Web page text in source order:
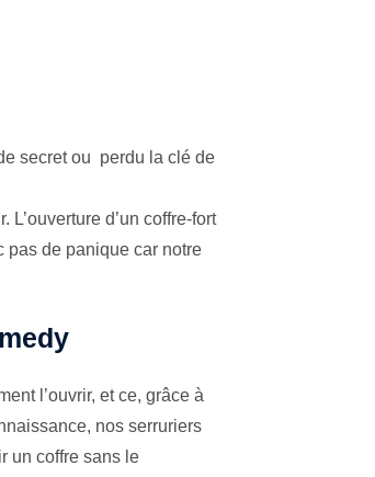
secret ou perdu la clé de
d’un coffre-fort
pas de panique car notre
l’ouvrir, et ce, grâce à
nos serruriers
un coffre sans le